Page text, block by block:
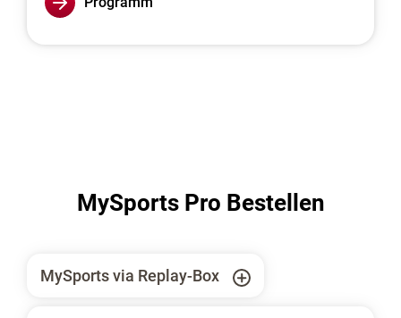
MySports Pro Bestellen
MySports via Replay-Box